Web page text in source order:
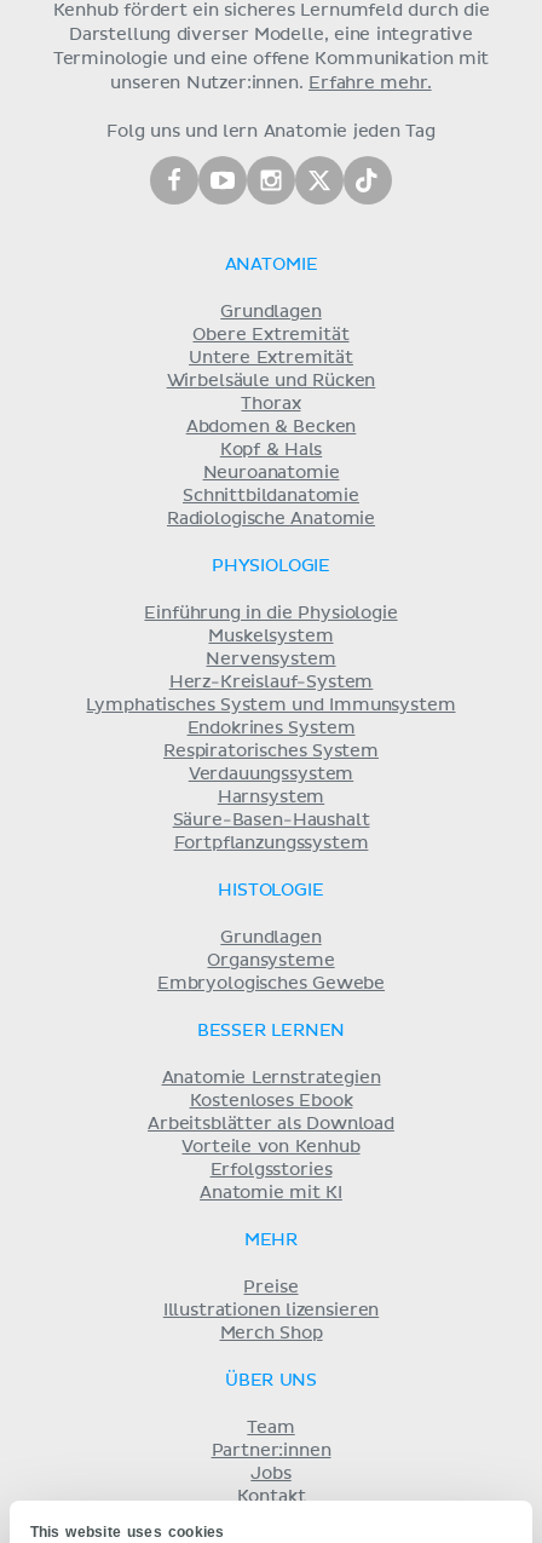
This website uses cookies
Kenhub fördert ein sicheres Lernumfeld durch die
Darstellung diverser Modelle, eine integrative
Terminologie und eine offene Kommunikation mit
unseren Nutzer:innen. Erfahre mehr.
Folg uns und lern Anatomie jeden Tag
ANATOMIE
Grundlagen
Obere Extremität
Untere Extremität
Wirbelsäule und Rücken
Thorax
Abdomen & Becken
Kopf & Hals
Neuroanatomie
Schnittbildanatomie
Radiologische Anatomie
PHYSIOLOGIE
Einführung in die Physiologie
Muskelsystem
Nervensystem
Herz-Kreislauf-System
Lymphatisches System und Immunsystem
Endokrines System
Respiratorisches System
Verdauungssystem
Harnsystem
Säure-Basen-Haushalt
Fortpflanzungssystem
HISTOLOGIE
Grundlagen
Organsysteme
Embryologisches Gewebe
BESSER LERNEN
Anatomie Lernstrategien
Kostenloses Ebook
Arbeitsblätter als Download
Vorteile von Kenhub
Erfolgsstories
Anatomie mit KI
MEHR
Preise
Illustrationen lizensieren
Merch Shop
ÜBER UNS
Team
Partner:innen
Jobs
Kontakt